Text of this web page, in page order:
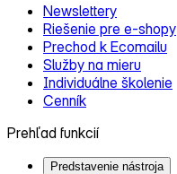
Newslettery
Riešenie pre e‑shopy
Prechod k Ecomailu
Služby na mieru
Individuálne školenie
Cenník
Prehľad funkcií
Predstavenie nástroja